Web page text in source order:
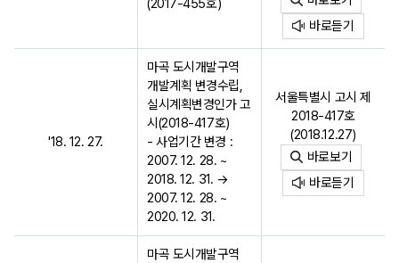
(2017-455호)
바로듣기
'18. 12. 27.
마곡 도시개발구역
개발계획 변경수립,
실시계획변경인가 고
시(2018-417호)
- 사업기간 변경 :
2007. 12. 28. ~
2018. 12. 31. →
2007. 12. 28. ~
2020. 12. 31.
서울특별시 고시 제
2018-417호
(2018.12.27)
바로보기
바로듣기
마곡 도시개발구역